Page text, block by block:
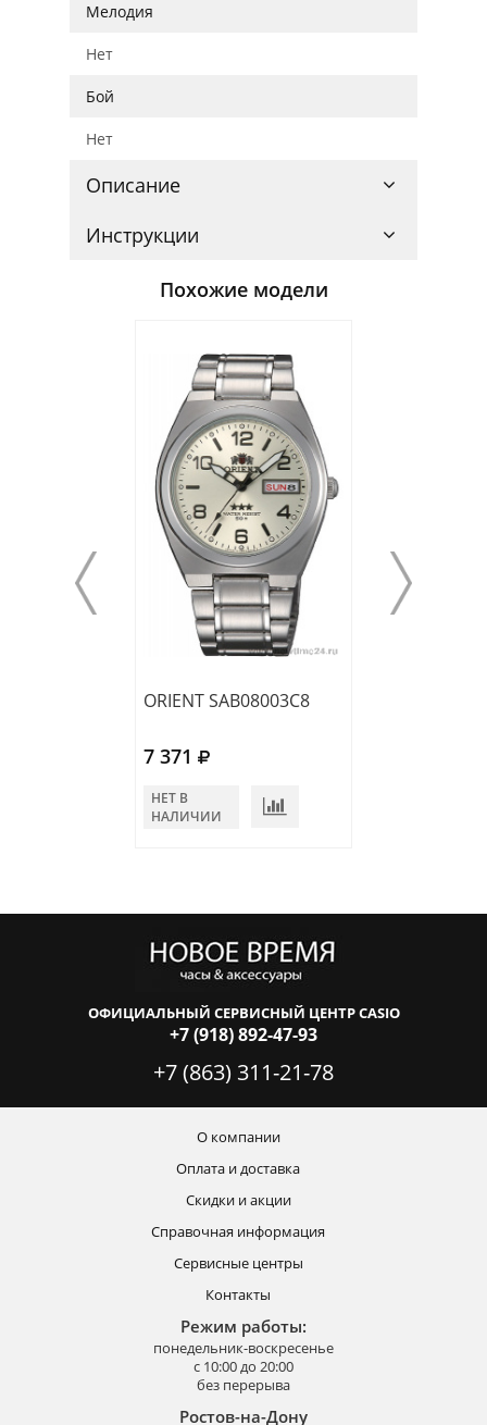
Мелодия
Нет
Бой
Нет
Описание
Инструкции
Похожие модели
ORIENT SAB08003C8
7 371
НЕТ В
НАЛИЧИИ
ОФИЦИАЛЬНЫЙ СЕРВИСНЫЙ ЦЕНТР CASIO
+7 (918) 892-47-93
+7 (863) 311-21-78
О компании
Оплата и доставка
Скидки и акции
Справочная информация
Сервисные центры
Контакты
Режим работы:
понедельник-воскресенье
с 10:00 до 20:00
без перерыва
Ростов-на-Дону